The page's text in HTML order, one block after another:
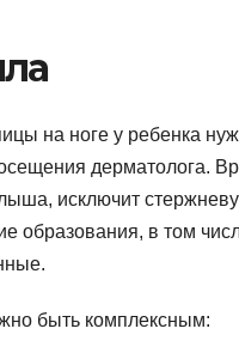
на ноге у ребенка
дерматолога.
исключит
образования, в том
быть комплексным: